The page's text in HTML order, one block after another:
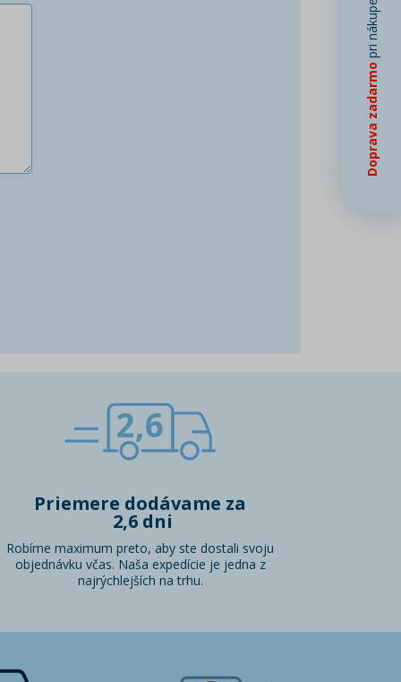
2,6
Priemere dodávame za
2,6 dni
Robíme maximum preto, aby ste dostali svoju
objednávku včas. Naša expedície je jedna z
najrýchlejších na trhu.
Doprava zadarmo
pri nákupe od